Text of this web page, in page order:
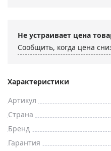
Не устраивает цена
Сообщить, когда цена
Характеристики
Артикул
Страна
Бренд
Гарантия